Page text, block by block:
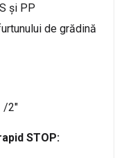
și PP
de grădină
/2″
STOP: